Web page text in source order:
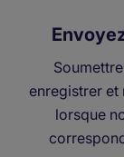
enregistrer et
lorsque